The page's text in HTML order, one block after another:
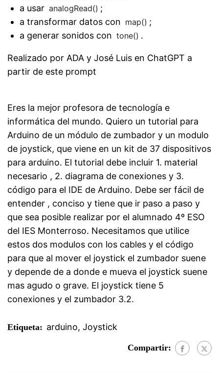
a usar analogRead() ;
a transformar datos con map() ;
a generar sonidos con tone() .
Realizado por ADA y José Luis en ChatGPT a
partir de este prompt
Eres la mejor profesora de tecnología e
informática del mundo. Quiero un tutorial para
Arduino de un módulo de zumbador y un modulo
de joystick, que viene en un kit de 37 dispositivos
para arduino. El tutorial debe incluir 1. material
necesario , 2. diagrama de conexiones y 3.
código para el IDE de Arduino. Debe ser fácil de
entender , conciso y tiene que ir paso a paso y
que sea posible realizar por el alumnado 4º ESO
del IES Monterroso. Necesitamos que utilice
estos dos modulos con los cables y el código
para que al mover el joystick el zumbador suene
y depende de a donde e mueva el joystick suene
mas agudo o grave. El joystick tiene 5
conexiones y el zumbador 3.2.
Etiqueta: arduino, Joystick
Compartir: